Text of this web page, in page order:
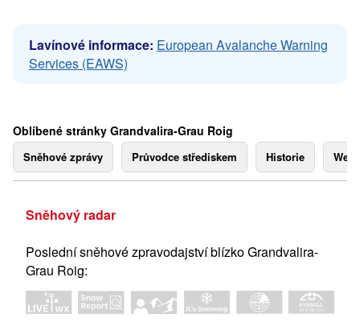
Lavínové informace: European Avalanche Warning
Services (EAWS)
Oblíbené stránky Grandvalira-Grau Roig
Sněhové zprávy Průvodce střediskem Historie
Sněhový radar
Poslední sněhové zpravodajství blízko Grandvalira-
Grau Roig: